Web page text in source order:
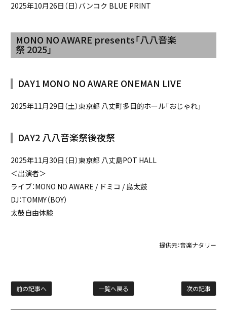
2025年10月26日（日）バンコク BLUE PRINT
MONO NO AWARE presents「八八音楽
祭 2025」
DAY1 MONO NO AWARE ONEMAN LIVE
2025年11月29日（土）東京都 八丈町多目的ホール「おじゃれ」
DAY2 八八音楽祭後夜祭
2025年11月30日（日）東京都 八丈島POT HALL
＜出演者＞
ライブ：MONO NO AWARE / ドミコ / 島太鼓
DJ：TOMMY（BOY）
太鼓自由体験
提供元：音楽ナタリー
次の記事
一覧へ戻る
前の記事へ